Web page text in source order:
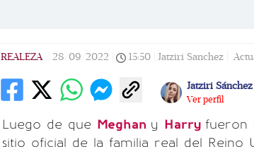
REALEZA 28/09/2022 15:50 Jatziri Sanchez |
Jatziri Sánchez
Ver perfil
Luego de que Meghan y Harry fueron
sitio oficial de la familia real del Reino